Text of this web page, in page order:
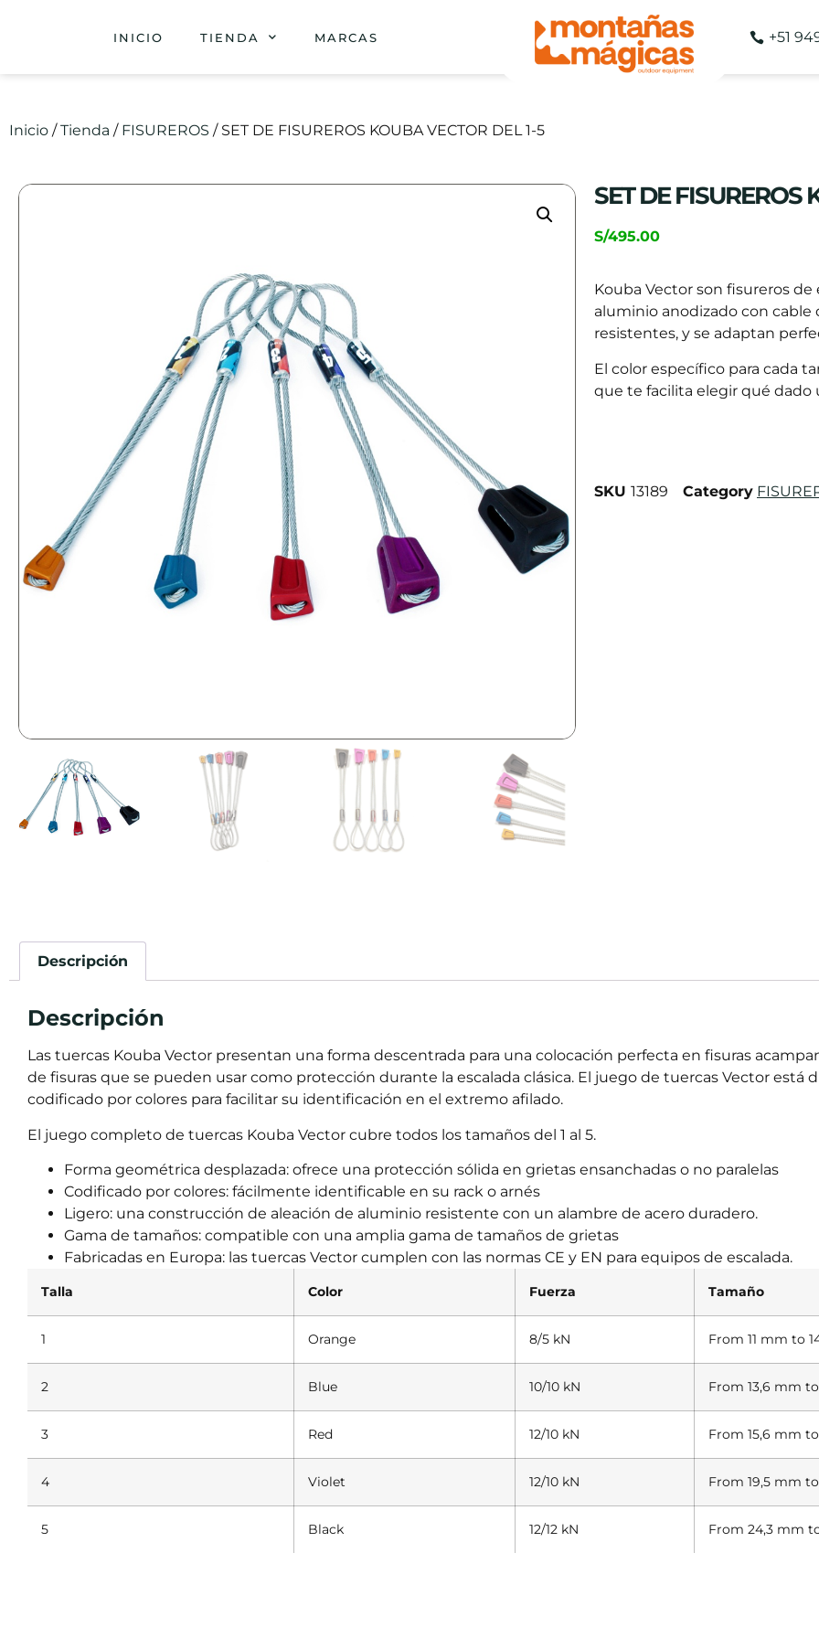
INICIO TIENDA MARCAS +51
Inicio /Tienda / FISUREROS / SET DE FISUREROS KOUBA VECTOR DEL 1-5
SET DE FISUREROS
S/495.00
Kouba Vector son fisureros
aluminio anodizado con
resistentes, y se adaptan
El color específico para cada
que te facilita elegir qué dado
SKU 13189 Category
Descripción
Descripción
Las tuercas Kouba Vector presentan una forma descentrada para una colocación perfecta en fisuras
de fisuras que se pueden usar como protección durante la escalada clásica. El juego de tuercas Vector está
codificado por colores para facilitar su identificación en el extremo afilado.
El juego completo de tuercas Kouba Vector cubre todos los tamaños del 1 al 5.
Forma geométrica desplazada: ofrece una protección sólida en grietas ensanchadas o no paralelas
Codificado por colores: fácilmente identificable en su rack o arnés
Ligero: una construcción de aleación de aluminio resistente con un alambre de acero duradero.
Gama de tamaños: compatible con una amplia gama de tamaños de grietas
Fabricadas en Europa: las tuercas Vector cumplen con las normas CE y EN para equipos de escalada.
Talla Color Fuerza Tamaño
1 Orange 8/5 kN From 11 mm to
2 Blue 10/10 kN From 13,6 mm
3 Red 12/10 kN From 15,6 mm
4 Violet 12/10 kN From 19,5 mm
5 Black 12/12 kN From 24,3 mm